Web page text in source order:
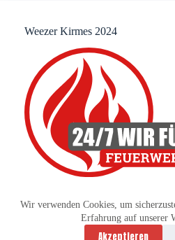
Wir verwenden Cookies, um
Erfahrung auf unserer
Akzeptieren
Weezer Kirmes 2024
Datenschutzerklärung